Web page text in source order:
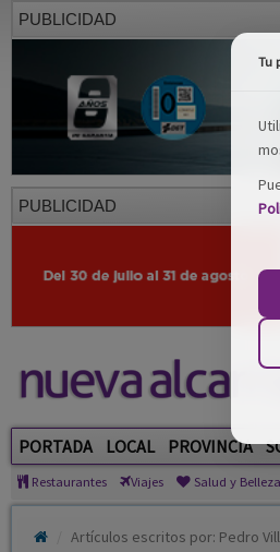
PUBLICIDAD
PUBLICIDAD
PORTADA LOCAL PROVINCIA
Restaurantes Viajes Salud y Belleza
Artículos escritos por: Pedro
Tu